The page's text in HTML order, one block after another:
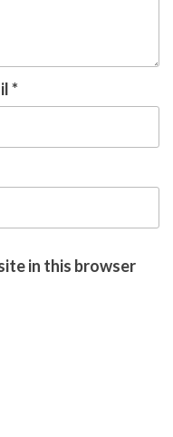
*
in this browser